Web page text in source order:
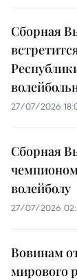
Сборная
27/07/2026
Сборная
волейболу
27/07/2026
Вовинам
мирового